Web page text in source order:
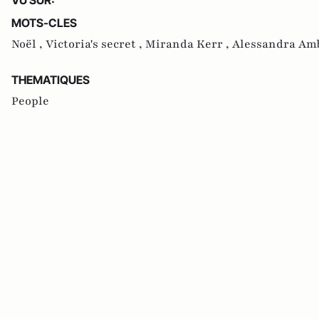
MOTS-CLES
Noël , Victoria's secret , Miranda Kerr , Alessandra
THEMATIQUES
People